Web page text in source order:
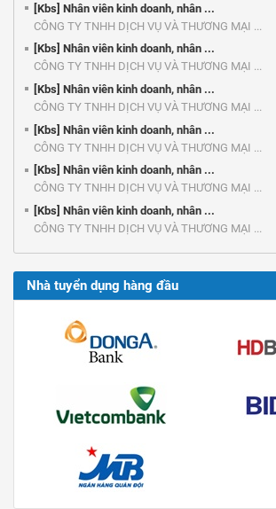
[Kbs] Nhân viên kinh doanh, nhân ...
CÔNG TY TNHH DỊCH VỤ VÀ THƯƠNG MẠI ...
[Kbs] Nhân viên kinh doanh, nhân ...
CÔNG TY TNHH DỊCH VỤ VÀ THƯƠNG MẠI ...
[Kbs] Nhân viên kinh doanh, nhân ...
CÔNG TY TNHH DỊCH VỤ VÀ THƯƠNG MẠI ...
[Kbs] Nhân viên kinh doanh, nhân ...
CÔNG TY TNHH DỊCH VỤ VÀ THƯƠNG MẠI ...
[Kbs] Nhân viên kinh doanh, nhân ...
CÔNG TY TNHH DỊCH VỤ VÀ THƯƠNG MẠI ...
[Kbs] Nhân viên kinh doanh, nhân ...
CÔNG TY TNHH DỊCH VỤ VÀ THƯƠNG MẠI ...
Nhà tuyển dụng hàng đầu